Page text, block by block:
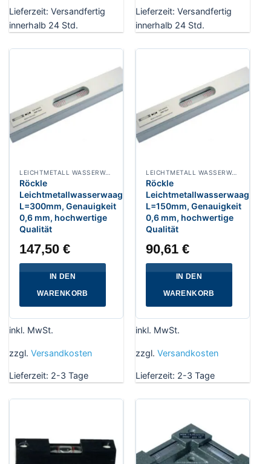
Lieferzeit: Versandfertig
innerhalb 24 Std.
Lieferzeit: Versandfertig
innerhalb 24 Std.
LEICHTMETALL WASSERWAAGE
Röckle
Leichtmetallwasserwaage
L=300mm, Genauigkeit
0,6 mm, hochwertige
Qualität
147,50€
IN DEN
WARENKORB
inkl. MwSt.
zzgl. Versandkosten
Lieferzeit: 2-3 Tage
LEICHTMETALL WASSERWAAGE
Röckle
Leichtmetallwasserwaage
L=150mm, Genauigkeit
0,6 mm, hochwertige
Qualität
90,61€
IN DEN
WARENKORB
inkl. MwSt.
zzgl. Versandkosten
Lieferzeit: 2-3 Tage